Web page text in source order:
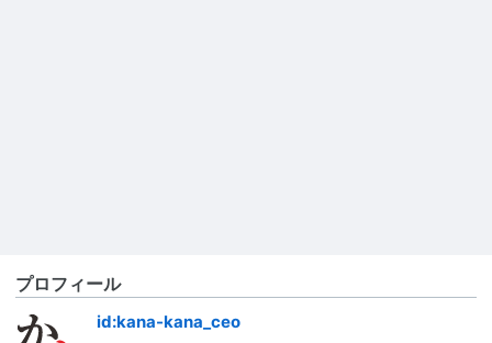
プロフィール
id:kana-kana_ceo